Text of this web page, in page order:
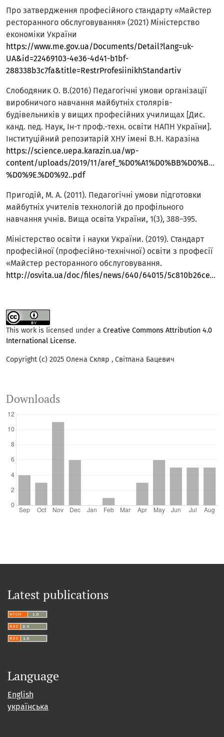
Про затвердження професійного стандарту «Майстер
ресторанного обслуговування» (2021) Міністерство
економіки України
https://www.me.gov.ua/Documents/Detail?lang=uk-
UA&id=22469103-4e36-4d41-b1bf-
288338b3c7fa&title=RestrProfesiinikhStandartiv
Слободяник О. В.(2016) Педагогічні умови організації
виробничого навчання майбутніх столярів-
будівельників у вищих професійних училищах [Дис.
канд. пед. Наук, Ін-т проф.-техн. освіти НАПН України].
Інституційний репозитарій ХНУ імені В.Н. Каразіна
https://science.uepa.karazin.ua/wp-
content/uploads/2019/11/
%D0%9E.%D0%92..pdf
Пригодій, М. А. (2011). Педагогічні умови підготовки
майбутніх учителів технологій до профільного
навчання учнів. Вища освіта України, 1(3), 388–395.
Міністерство освіти і науки України. (2019). Стандарт
професійної (професійно-технічної) освіти з професії
«Майстер ресторанного обслуговування.
http://osvita.ua/doc/files/news/640/64015/5c810b26ce108157495948.pdf
This work is licensed under a Creative Commons Attribution 4.0
International License.
Copyright (c) 2025 Олена Скляр , Світлана Бацевич
Downloads
Latest publications
Language
English
українська